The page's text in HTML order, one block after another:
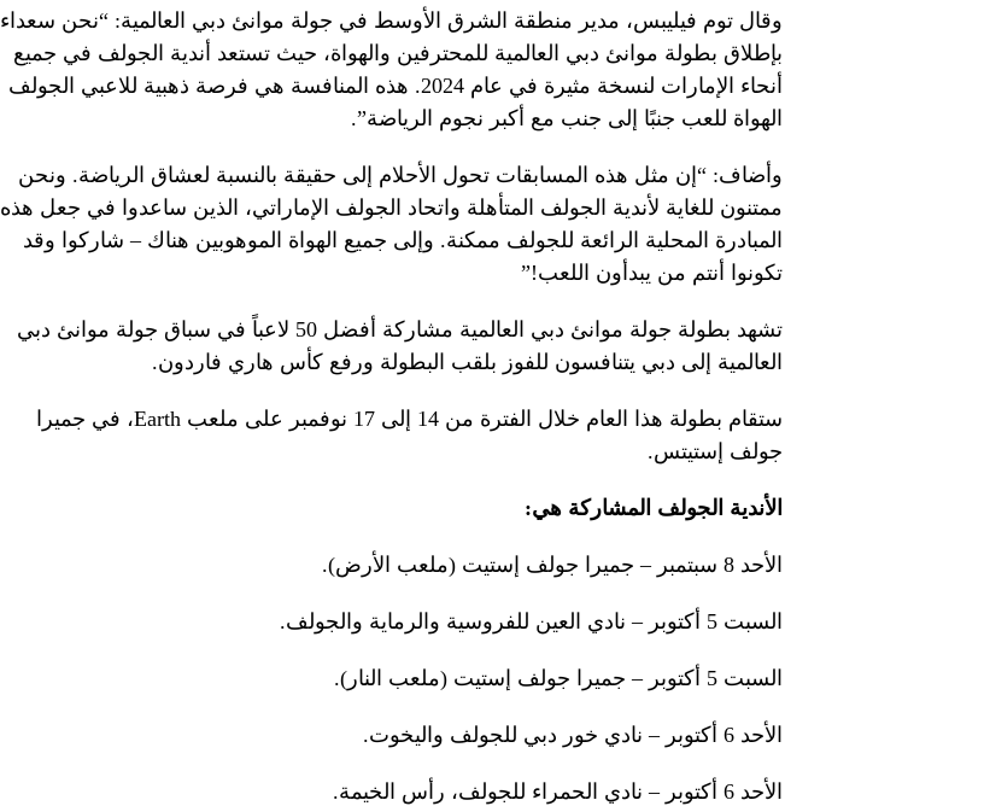
وقال توم فيليبس، مدير منطقة الشرق الأوسط في جولة موانئ دبي العالمية: “نحن سعداء
بإطلاق بطولة موانئ دبي العالمية للمحترفين والهواة، حيث تستعد أندية الجولف في جميع
أنحاء الإمارات لنسخة مثيرة في عام 2024. هذه المنافسة هي فرصة ذهبية للاعبي الجولف
الهواة للعب جنبًا إلى جنب مع أكبر نجوم الرياضة”.
وأضاف: “إن مثل هذه المسابقات تحول الأحلام إلى حقيقة بالنسبة لعشاق الرياضة. ونحن
ممتنون للغاية لأندية الجولف المتأهلة واتحاد الجولف الإماراتي، الذين ساعدوا في جعل هذه
المبادرة المحلية الرائعة للجولف ممكنة. وإلى جميع الهواة الموهوبين هناك – شاركوا وقد
تكونوا أنتم من يبدأون اللعب!”
تشهد بطولة جولة موانئ دبي العالمية مشاركة أفضل 50 لاعباً في سباق جولة موانئ دبي
العالمية إلى دبي يتنافسون للفوز بلقب البطولة ورفع كأس هاري فاردون.
ستقام بطولة هذا العام خلال الفترة من 14 إلى 17 نوفمبر على ملعب Earth، في جميرا
جولف إستيتس.
الأندية الجولف المشاركة هي:
الأحد 8 سبتمبر – جميرا جولف إستيت (ملعب الأرض).
السبت 5 أكتوبر – نادي العين للفروسية والرماية والجولف.
السبت 5 أكتوبر – جميرا جولف إستيت (ملعب النار).
الأحد 6 أكتوبر – نادي خور دبي للجولف واليخوت.
الأحد 6 أكتوبر – نادي الحمراء للجولف، رأس الخيمة.